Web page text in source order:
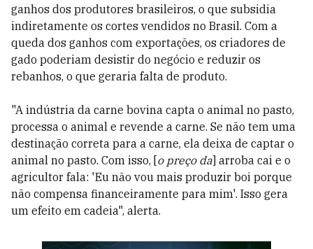
ganhos dos produtores brasileiros, o que subsidia
indiretamente os cortes vendidos no Brasil. Com a
queda dos ganhos com exportações, os criadores de
gado poderiam desistir do negócio e reduzir os
rebanhos, o que geraria falta de produto.
"A indústria da carne bovina capta o animal no pasto,
processa o animal e revende a carne. Se não tem uma
destinação correta para a carne, ela deixa de captar o
animal no pasto. Com isso, [o preço da] arroba cai e o
agricultor fala: 'Eu não vou mais produzir boi porque
não compensa financeiramente para mim'. Isso gera
um efeito em cadeia", alerta.